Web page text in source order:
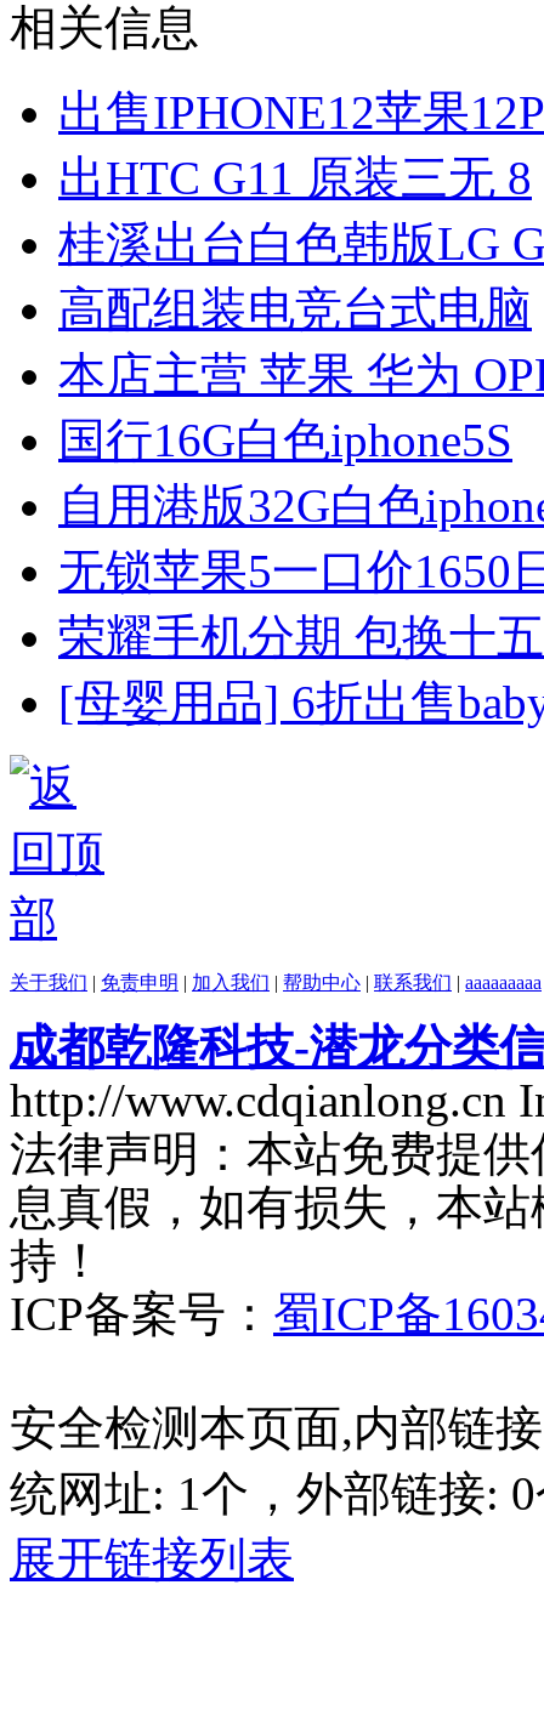
相关信息
出售IPHONE12苹果12P
出HTC G11 原装三无 8
桂溪出台白色韩版LG
高配组装电竞台式电脑
本店主营 苹果 华为
国行16G白色iphone5S
自用港版32G白色
无锁苹果5一口价1650
荣耀手机分期 包换十
[母婴用品] 6折出售
关于我们 | 免责申明 | 加入我们 | 帮助中心 | 联系我们 | aaaaaaaaa
成都乾隆科技-潜龙分类
http://www.cdqianlong.cn
法律声明：本站免费提
息真假，如有损失，本
持！
ICP备案号： 蜀ICP备
安全检测本页面,内部链
统网址: 1个，外部链接:
展开链接列表